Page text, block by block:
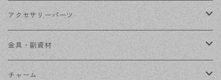
ステンレスチェーン
ステンレス金具
アクセサリーパーツ
デザイン丸カン
フレーム
金具・副資材
丸カン
チャーム